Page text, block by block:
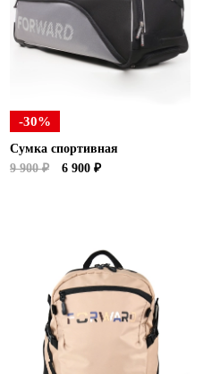
Хакасия (1)
Ханты-Мансийский автономный округ (3)
Челябинская область (2)
Ямало-Ненецкий автономный округ (1)
Ярославская область (1)
-30%
Сумка спортивная
9 900 ₽
6 900 ₽